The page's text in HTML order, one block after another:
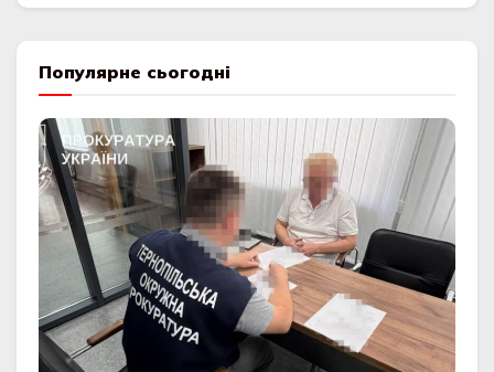
Популярне сьогодні